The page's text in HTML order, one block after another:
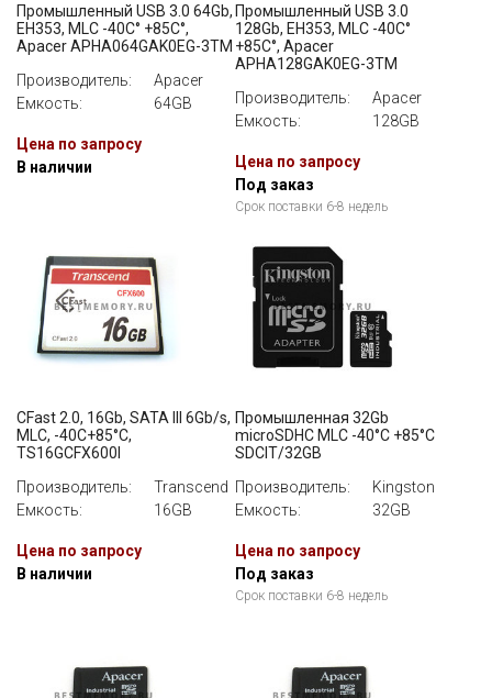
Промышленный USB 3.0 64Gb,
EH353, MLC -40C° +85C°,
Apacer APHA064GAK0EG-3TM
Производитель:
Apacer
Емкость:
64GB
Цена по запросу
В наличии
Промышленный USB 3.0
128Gb, EH353, MLC -40C°
+85C°, Apacer
APHA128GAK0EG-3TM
Производитель:
Apacer
Емкость:
128GB
Цена по запросу
Под заказ
Срок поставки 6-8 недель
CFast 2.0, 16Gb, SATA III 6Gb/s,
MLC, -40С+85°C,
TS16GCFX600I
Производитель:
Transcend
Емкость:
16GB
Цена по запросу
В наличии
Промышленная 32Gb
microSDHC MLC -40°C +85°C
SDCIT/32GB
Производитель:
Kingston
Емкость:
32GB
Цена по запросу
Под заказ
Срок поставки 6-8 недель